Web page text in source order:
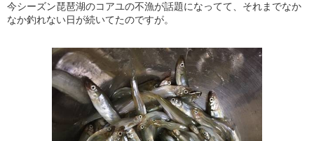
今シーズン琵琶湖のコアユの不漁が話題になってて、それまでなか
なか釣れない日が続いてたのですが。